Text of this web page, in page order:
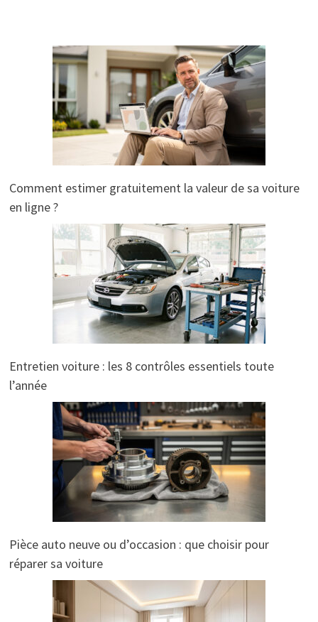
Comment estimer gratuitement la valeur de sa voiture
en ligne ?
Entretien voiture : les 8 contrôles essentiels toute
l’année
Pièce auto neuve ou d’occasion : que choisir pour
réparer sa voiture